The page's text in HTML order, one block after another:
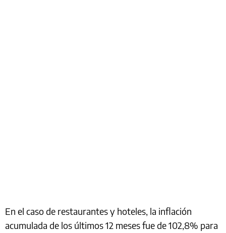
En el caso de restaurantes y hoteles, la inflación
acumulada de los últimos 12 meses fue de 102,8% para